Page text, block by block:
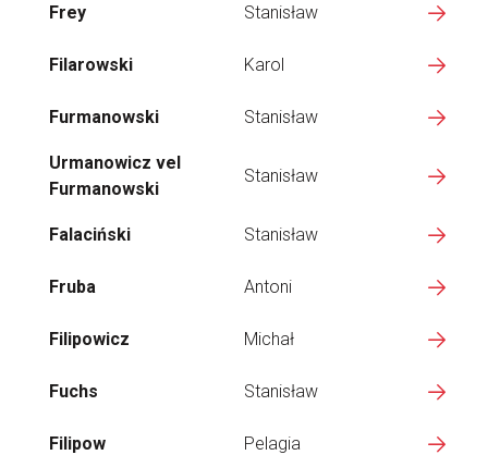
Frey Stanisław
Filarowski Karol
Furmanowski Stanisław
Urmanowicz vel
Furmanowski
Stanisław
Falaciński Stanisław
Fruba Antoni
Filipowicz Michał
Fuchs Stanisław
Filipow Pelagia